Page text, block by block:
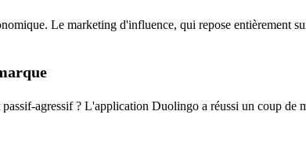
Le marketing d'influence, qui repose entièrement
agressif ? L'application Duolingo a réussi un coup de